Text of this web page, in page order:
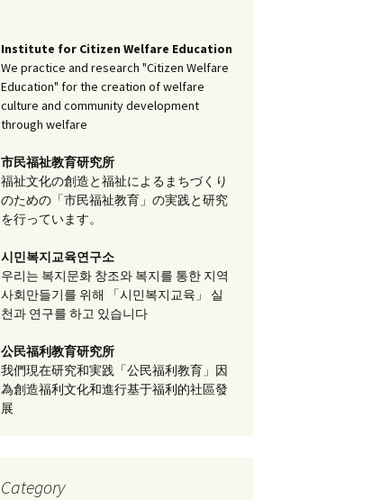
Institute for Citizen Welfare Education
We practice and research "Citizen Welfare
Education" for the creation of welfare
culture and community development
through welfare
市民福祉教育研究所
福祉文化の創造と福祉によるまちづくり
のための「市民福祉教育」の実践と研究
を行っています。
시민복지교육연구소
우리는 복지문화 창조와 복지를 통한 지역
사회만들기를 위해 「시민복지교육」 실
천과 연구를 하고 있습니다
公民福利教育研究所
我們現在研究和実践「公民福利教育」因
為創造福利文化和進行基于福利的社區發
展
Category